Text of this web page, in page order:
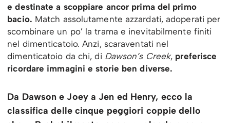
e destinate a scoppiare ancor prima del primo
bacio. Match assolutamente azzardati, adoperati per
scombinare un po’ la trama e inevitabilmente finiti
nel dimenticatoio. Anzi, scaraventati nel
dimenticatoio da chi, di Dawson’s Creek, preferisce
ricordare immagini e storie ben diverse.
Da Dawson e Joey a Jen ed Henry, ecco la
classifica delle cinque peggiori coppie dello